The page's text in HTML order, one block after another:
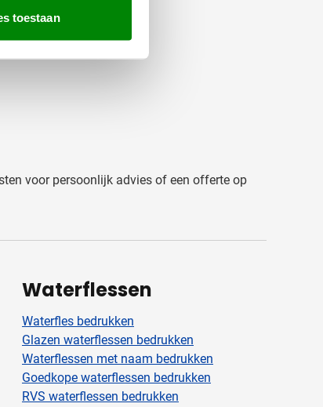
toestaan
voor persoonlijk advies of een offerte op
Waterflessen
Waterfles bedrukken
Glazen waterflessen bedrukken
Waterflessen met naam bedrukken
Goedkope waterflessen bedrukken
RVS waterflessen bedrukken